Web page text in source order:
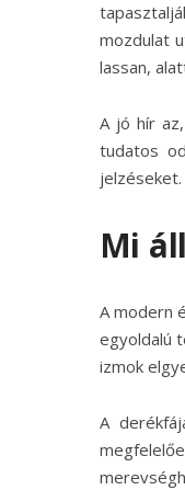
mozdulat
lassan,
A jó hír
tudatos
jelzéseket.
Mi
A modern
egyoldalú
izmok
A